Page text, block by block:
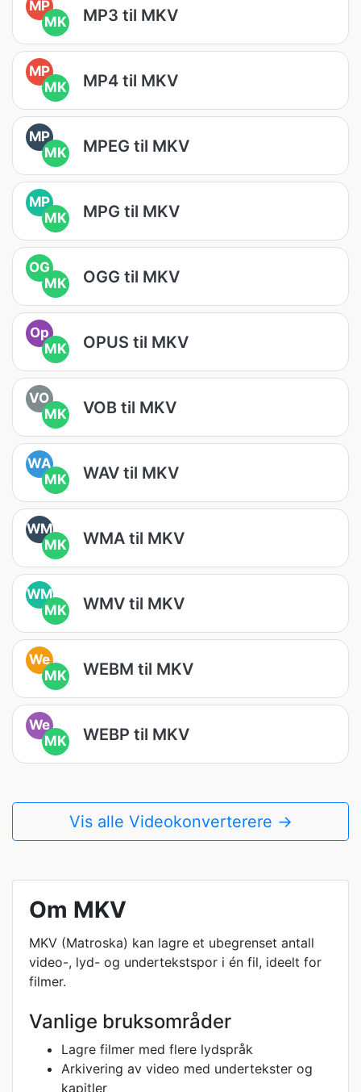
MP
MK
MP3 til MKV
MP
MK
MP4 til MKV
MP
MK
MPEG til MKV
MP
MK
MPG til MKV
OG
MK
OGG til MKV
Op
MK
OPUS til MKV
VO
MK
VOB til MKV
WA
MK
WAV til MKV
WM
MK
WMA til MKV
WM
MK
WMV til MKV
We
MK
WEBM til MKV
We
MK
WEBP til MKV
Vis alle Videokonverterere →
Om MKV
MKV (Matroska) kan lagre et ubegrenset antall
video-, lyd- og undertekstspor i én fil, ideelt for
filmer.
Vanlige bruksområder
Lagre filmer med flere lydspråk
Arkivering av video med undertekster og
kapitler